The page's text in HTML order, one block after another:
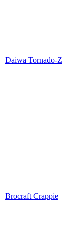
Daiwa Tornado-Z
Brocraft Crappie